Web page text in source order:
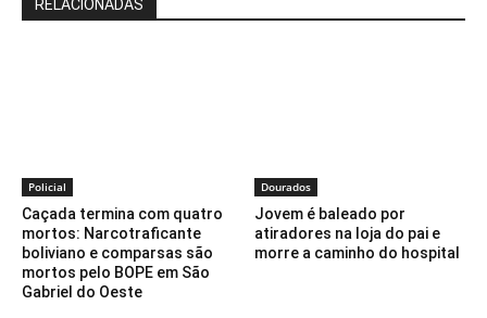
RELACIONADAS
Policial
Caçada termina com quatro
mortos: Narcotraficante
boliviano e comparsas são
mortos pelo BOPE em São
Gabriel do Oeste
Dourados
Jovem é baleado por
atiradores na loja do pai e
morre a caminho do hospital